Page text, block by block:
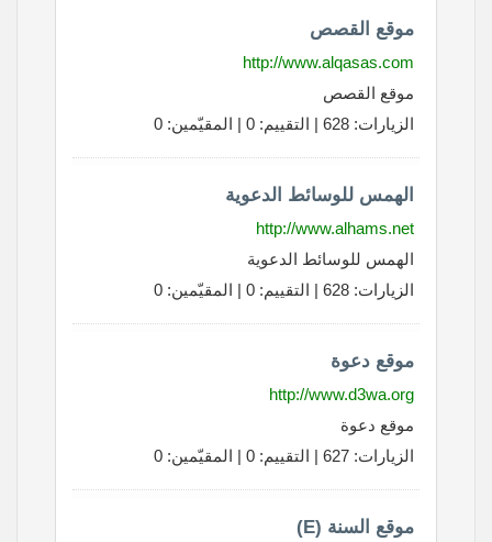
موقع القصص
http://www.alqasas.com
موقع القصص
الزيارات: 628 | التقييم: 0 | المقيّمين: 0
الهمس للوسائط الدعوية
http://www.alhams.net
الهمس للوسائط الدعوية
الزيارات: 628 | التقييم: 0 | المقيّمين: 0
موقع دعوة
http://www.d3wa.org
موقع دعوة
الزيارات: 627 | التقييم: 0 | المقيّمين: 0
موقع السنة (E)